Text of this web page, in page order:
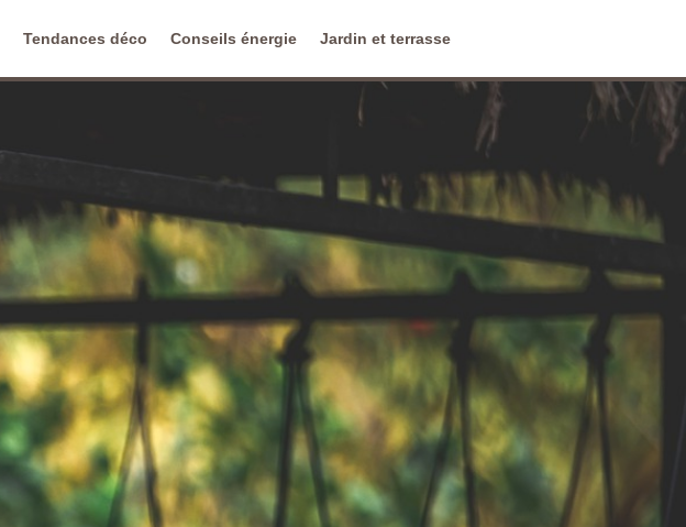
Tendances déco Conseils énergie Jardin et terrasse